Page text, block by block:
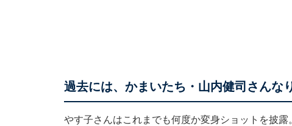
過去には、かまいたち・山内健司さんな
やす子さんはこれまでも何度か変身ショットを披